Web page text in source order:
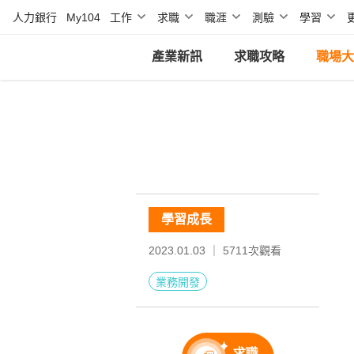
人力銀行 My104 工作 求職 職涯 測驗 學習
產業新訊 求職攻略 職場
學習成長
2023.01.03 ｜ 5711次觀看
業務開發